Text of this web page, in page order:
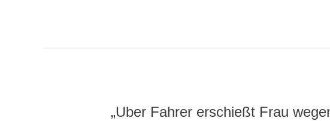
gegen
die
„Uber Fahrer erschießt Frau